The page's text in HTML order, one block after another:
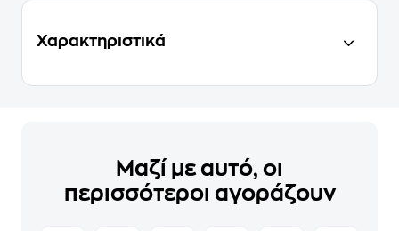
Χαρακτηριστικά
Μαζί με αυτό, οι
περισσότεροι αγοράζουν